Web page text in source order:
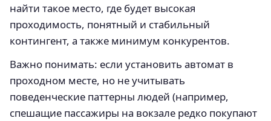
найти такое место, где будет высокая
проходимость, понятный и стабильный
контингент, а также минимум конкурентов.
Важно понимать: если установить автомат в
проходном месте, но не учитывать
поведенческие паттерны людей (например,
спешащие пассажиры на вокзале редко покупают